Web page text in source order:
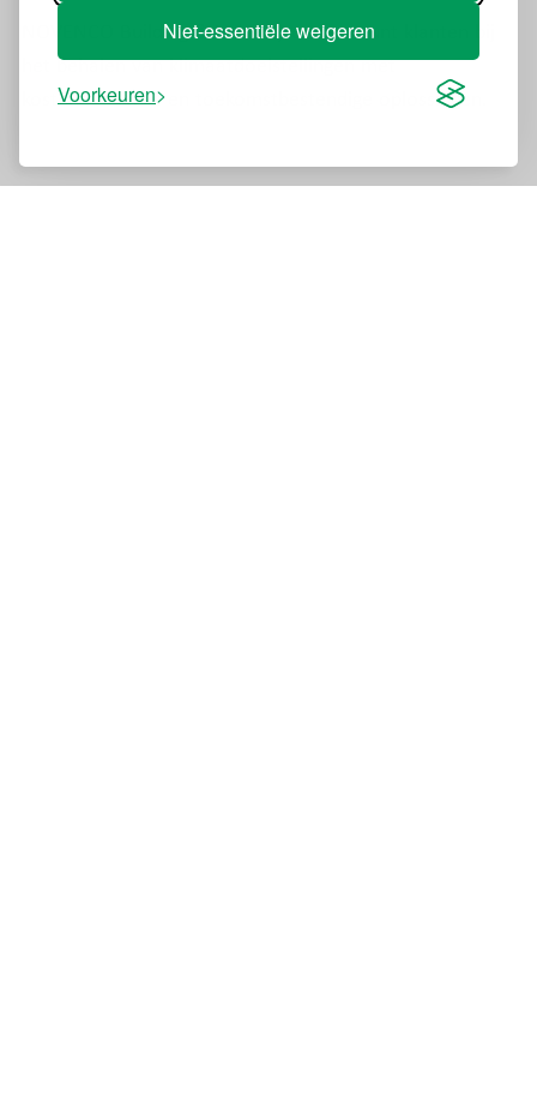
Niet-essentiële weigeren
Voorkeuren
NOVENCO Building & Industry ondersteunt klanten bij
het behalen van klimaatdoelstellingen met
kostenefficiënte en toekomstbestendige oplossingen.